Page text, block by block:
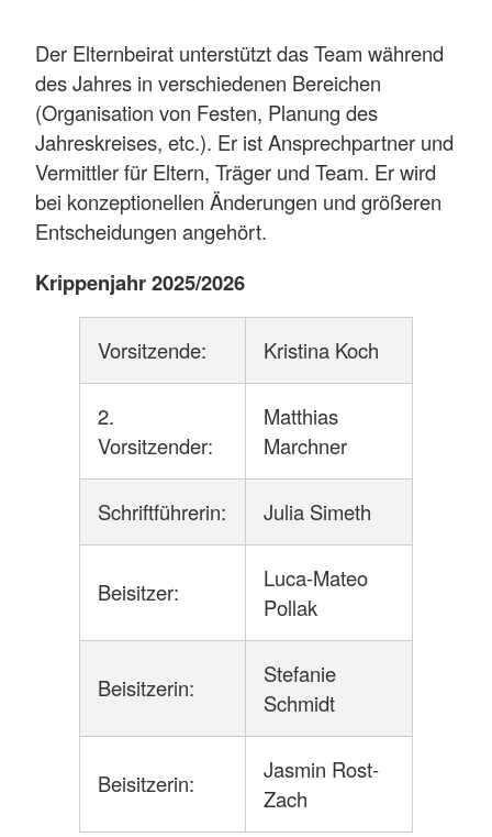
Gestalten
16.30 bis 17 Uhr:Abholzeit, Freispiel
Mehr anzeigen
werden. Die Gerichte beziehungsweise
einzelnen Komponenten erhalten wir tiefgekühlt
von der Firma apetito. Die Mahlzeiten werden
vom Personal zusammengestellt, portioniert
und fertig gegart.
Der Speiseplan und die einzelnen Gerichte sind
dem Ernährungsplan für Kleinkinder angepasst.
Wir achten bei der Zusammenstellung auf
Diese dürfen jeden Morgen aus zwei Gerichten
wird an diesem Tag zubereitet.
Für all unsere Mahlzeiten gilt:
Es darf alles probiert werden. Kein Kind wird
zum Essen gezwungen. Bei uns muss nicht
aufgegessen werden.
Der Elternbeirat unterstützt das Team während
des Jahres in verschiedenen Bereichen
(Organisation von Festen, Planung des
Jahreskreises, etc.). Er ist Ansprechpartner und
Vermittler für Eltern, Träger und Team. Er wird
bei konzeptionellen Änderungen und größeren
Entscheidungen angehört.
Krippenjahr 2025/2026
Vorsitzende: Kristina Koch
2.
Vorsitzender:
Matthias
Marchner
Schriftführerin: Julia Simeth
Beisitzer:
Luca-Mateo
Pollak
Beisitzerin:
Stefanie
Schmidt
Beisitzerin:
Jasmin Rost-
Zach